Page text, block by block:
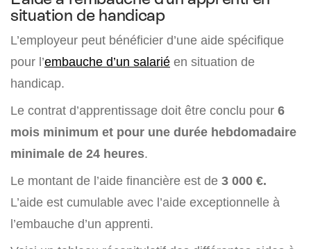
situation de handicap
L’employeur peut bénéficier d’une aide spécifique
pour l’embauche d’un salarié en situation de
handicap.
Le contrat d’apprentissage doit être conclu pour 6
mois minimum et pour une durée hebdomadaire
minimale de 24 heures.
Le montant de l’aide financière est de 3 000 €.
L’aide est cumulable avec l’aide exceptionnelle à
l’embauche d’un apprenti.